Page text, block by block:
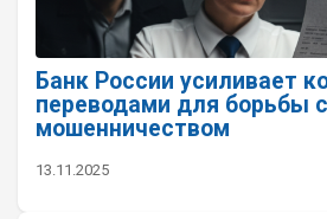
Банк России усиливает
переводами для борьбы с
мошенничеством
13.11.2025